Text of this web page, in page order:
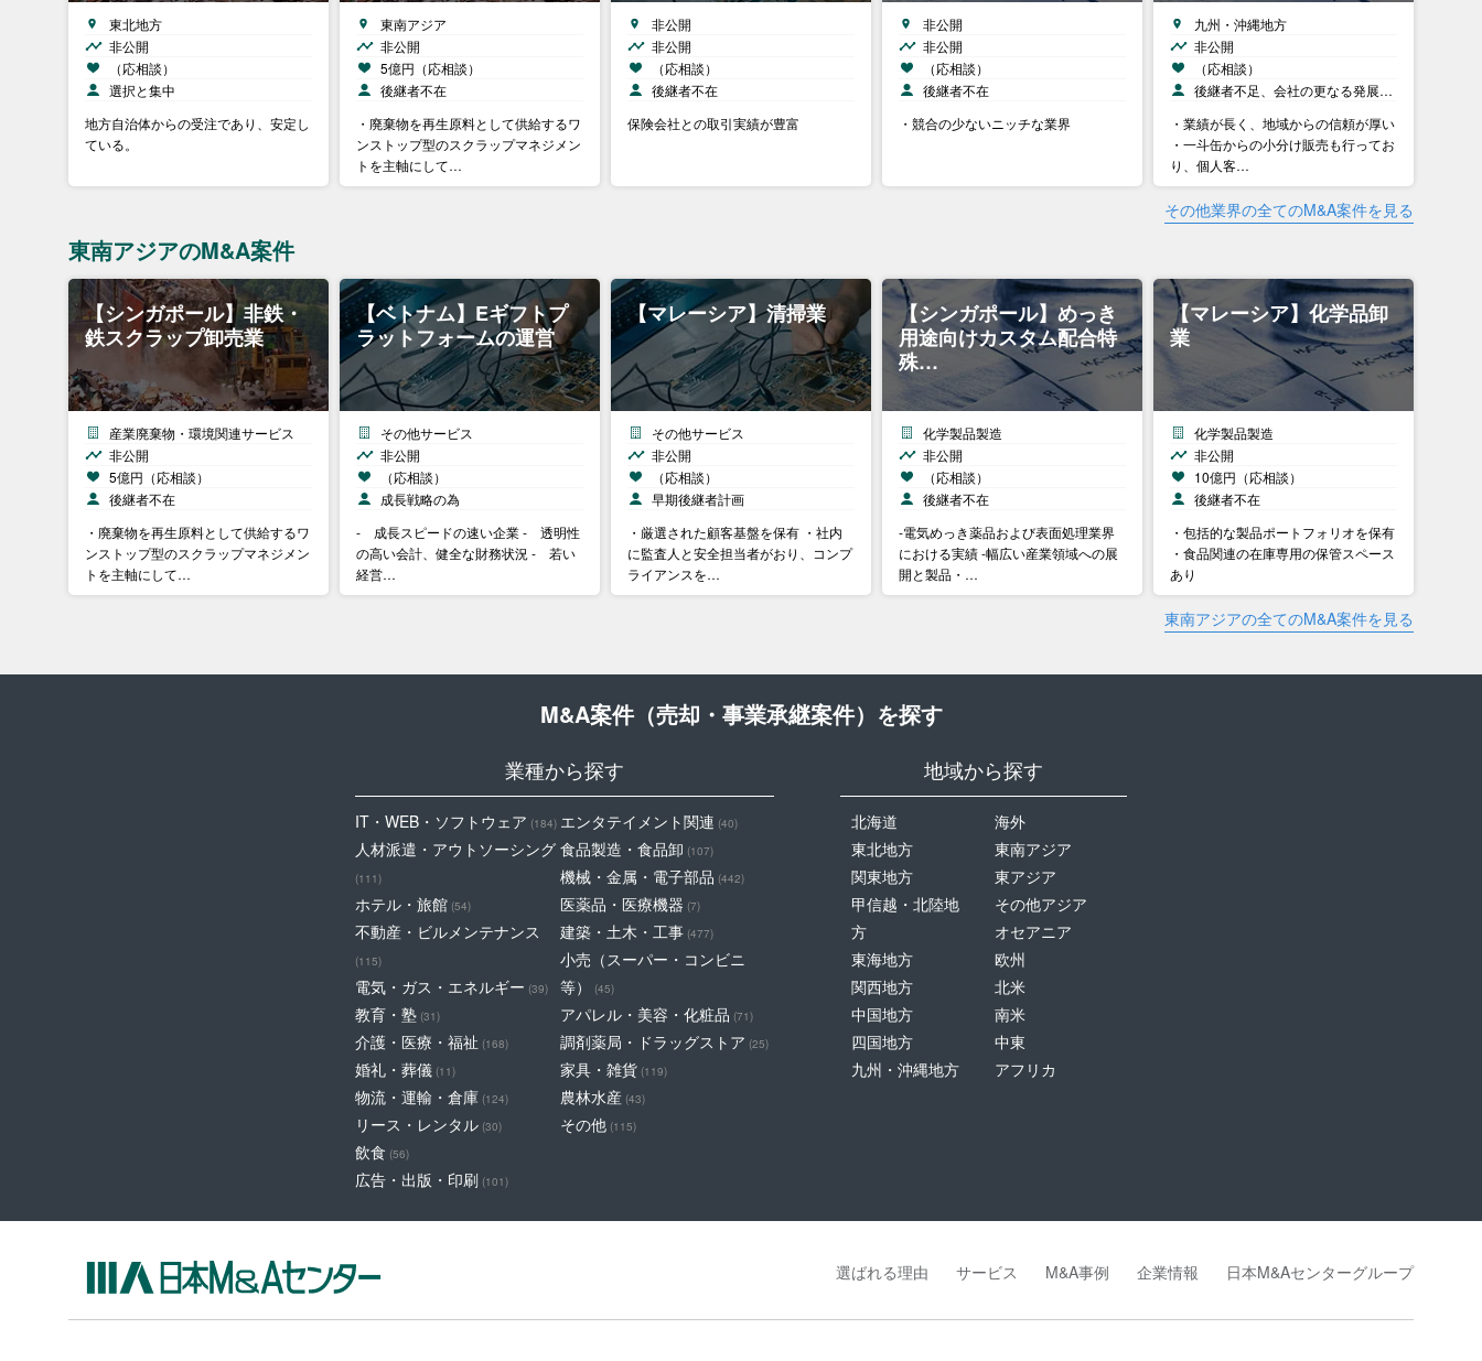
東北地方
非公開
（応相談）
選択と集中
地方自治体からの受注であり、安定し
ている。
東南アジア
非公開
5億円（応相談）
後継者不在
・廃棄物を再生原料として供給するワ
ンストップ型のスクラップマネジメン
トを主軸にして…
非公開
非公開
（応相談）
後継者不在
保険会社との取引実績が豊富
非公開
非公開
（応相談）
後継者不在
・競合の少ないニッチな業界
九州・沖縄地方
非公開
（応相談）
後継者不足、会社の更なる発展…
・業績が長く、地域からの信頼が厚い
・一斗缶からの小分け販売も行ってお
り、個人客…
その他業界の全てのM&A案件を見る
東南アジアのM&A案件
【シンガポール】非鉄・
鉄スクラップ卸売業
産業廃棄物・環境関連サービス
非公開
5億円（応相談）
後継者不在
・廃棄物を再生原料として供給するワ
ンストップ型のスクラップマネジメン
トを主軸にして…
【ベトナム】Eギフトプ
ラットフォームの運営
その他サービス
非公開
（応相談）
成長戦略の為
- 成長スピードの速い企業 - 透明性
の高い会計、健全な財務状況 - 若い
経営…
【マレーシア】清掃業
その他サービス
非公開
（応相談）
早期後継者計画
・厳選された顧客基盤を保有 ・社内
に監査人と安全担当者がおり、コンプ
ライアンスを…
【シンガポール】めっき
用途向けカスタム配合特
殊…
化学製品製造
非公開
（応相談）
後継者不在
-電気めっき薬品および表面処理業界
における実績 -幅広い産業領域への展
開と製品・…
【マレーシア】化学品卸
業
化学製品製造
非公開
10億円（応相談）
後継者不在
・包括的な製品ポートフォリオを保有
・食品関連の在庫専用の保管スペース
あり
東南アジアの全てのM&A案件を見る
M&A案件（売却・事業承継案件）を探す
業種から探す
IT・WEB・ソフトウェア (184)
人材派遣・アウトソーシング
(111)
ホテル・旅館 (54)
不動産・ビルメンテナンス
(115)
電気・ガス・エネルギー (39)
教育・塾 (31)
介護・医療・福祉 (168)
婚礼・葬儀 (11)
物流・運輸・倉庫 (124)
リース・レンタル (30)
飲食 (56)
広告・出版・印刷 (101)
エンタテイメント関連 (40)
食品製造・食品卸 (107)
機械・金属・電子部品 (442)
医薬品・医療機器 (7)
建築・土木・工事 (477)
小売（スーパー・コンビニ
等）
(45)
アパレル・美容・化粧品 (71)
調剤薬局・ドラッグストア (25)
家具・雑貨 (119)
農林水産 (43)
その他 (115)
地域から探す
北海道
東北地方
関東地方
甲信越・北陸地
方
東海地方
関西地方
中国地方
四国地方
九州・沖縄地方
海外
東南アジア
東アジア
その他アジア
オセアニア
欧州
北米
南米
中東
アフリカ
選ばれる理由 サービス M&A事例 企業情報 日本M&Aセンターグループ